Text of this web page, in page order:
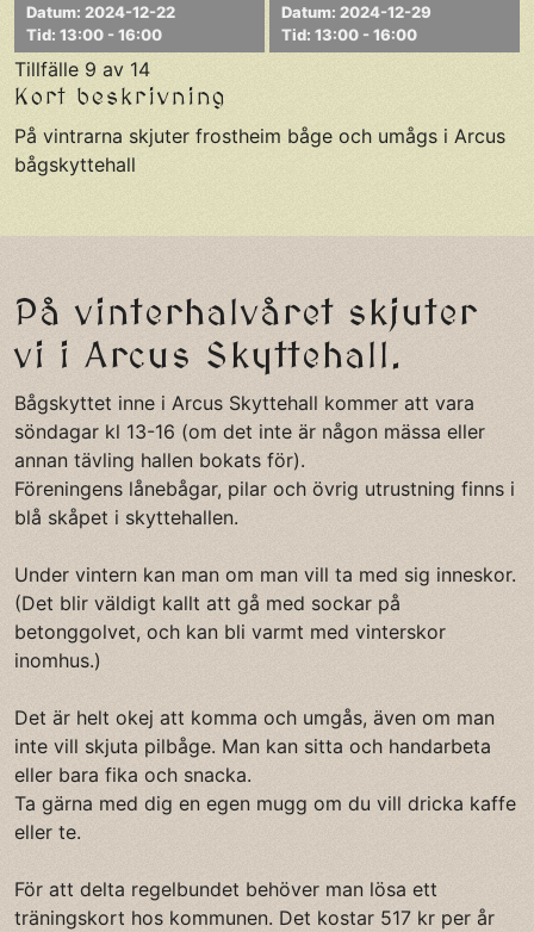
Datum: 2024-12-22
Tid: 13:00 - 16:00
Datum: 2024-12-29
Tid: 13:00 - 16:00
Tillfälle 9 av 14
Kort beskrivning
På vintrarna skjuter frostheim båge och umågs i Arcus
bågskyttehall
På vinterhalvåret skjuter
vi i Arcus Skyttehall.
Bågskyttet inne i Arcus Skyttehall kommer att vara
söndagar kl 13-16 (om det inte är någon mässa eller
annan tävling hallen bokats för).
Föreningens lånebågar, pilar och övrig utrustning finns i
blå skåpet i skyttehallen.
Under vintern kan man om man vill ta med sig inneskor.
(Det blir väldigt kallt att gå med sockar på
betonggolvet, och kan bli varmt med vinterskor
inomhus.)
Det är helt okej att komma och umgås, även om man
inte vill skjuta pilbåge. Man kan sitta och handarbeta
eller bara fika och snacka.
Ta gärna med dig en egen mugg om du vill dricka kaffe
eller te.
För att delta regelbundet behöver man lösa ett
träningskort hos kommunen. Det kostar 517 kr per år